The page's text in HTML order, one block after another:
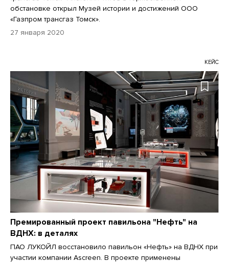
обстановке открыл Музей истории и достижений ООО
«Газпром трансгаз Томск».
27 января 2020
КЕЙС
Премированный проект павильона "Нефть" на
ВДНХ: в деталях
ПАО ЛУКОЙЛ восстановило павильон «Нефть» на ВДНХ при
участии компании Ascreen. В проекте применены